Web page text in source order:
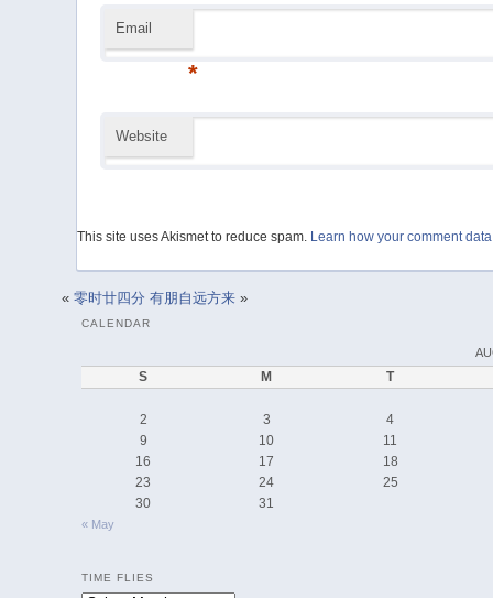
Email
*
Website
This site uses Akismet to reduce spam. Learn how your comment
« 零时廿四分 有朋自远方来»
CALENDAR
S M T
2 3
4
9
10
11
16
17
18
23
24
25
30
31
« May
TIME FLIES